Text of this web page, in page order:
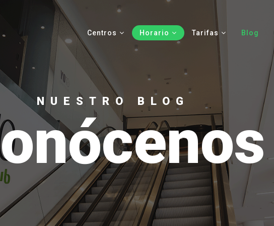
Centros Horario Tarifas Blog
NUESTRO BLOG